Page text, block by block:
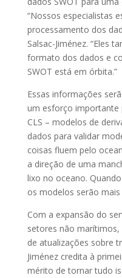
“Nossos especialistas
processamento dos
Salsac-Jiménez. “Eles
formato dos dados e
SWOT está em órbita.”
Essas informações
um esforço importante
CLS – modelos de
dados para validar
coisas fluem pelo
a direção de uma
lixo no oceano.
os modelos serão mais
Com a expansão do
setores não marítimos,
de atualizações sobre
Jiménez credita à
mérito de tornar tudo